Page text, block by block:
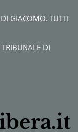
GIACOMO. TUTTI
TRIBUNALE DI